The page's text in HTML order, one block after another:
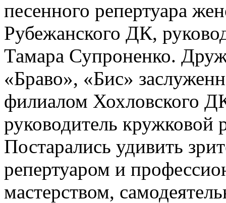
песенного репертуара
Рубежанского ДК,
Тамара Супроненко.
«Браво», «Бис»
филиалом Хохловского
руководитель
Постарались удивить
репертуаром и
мастерством,